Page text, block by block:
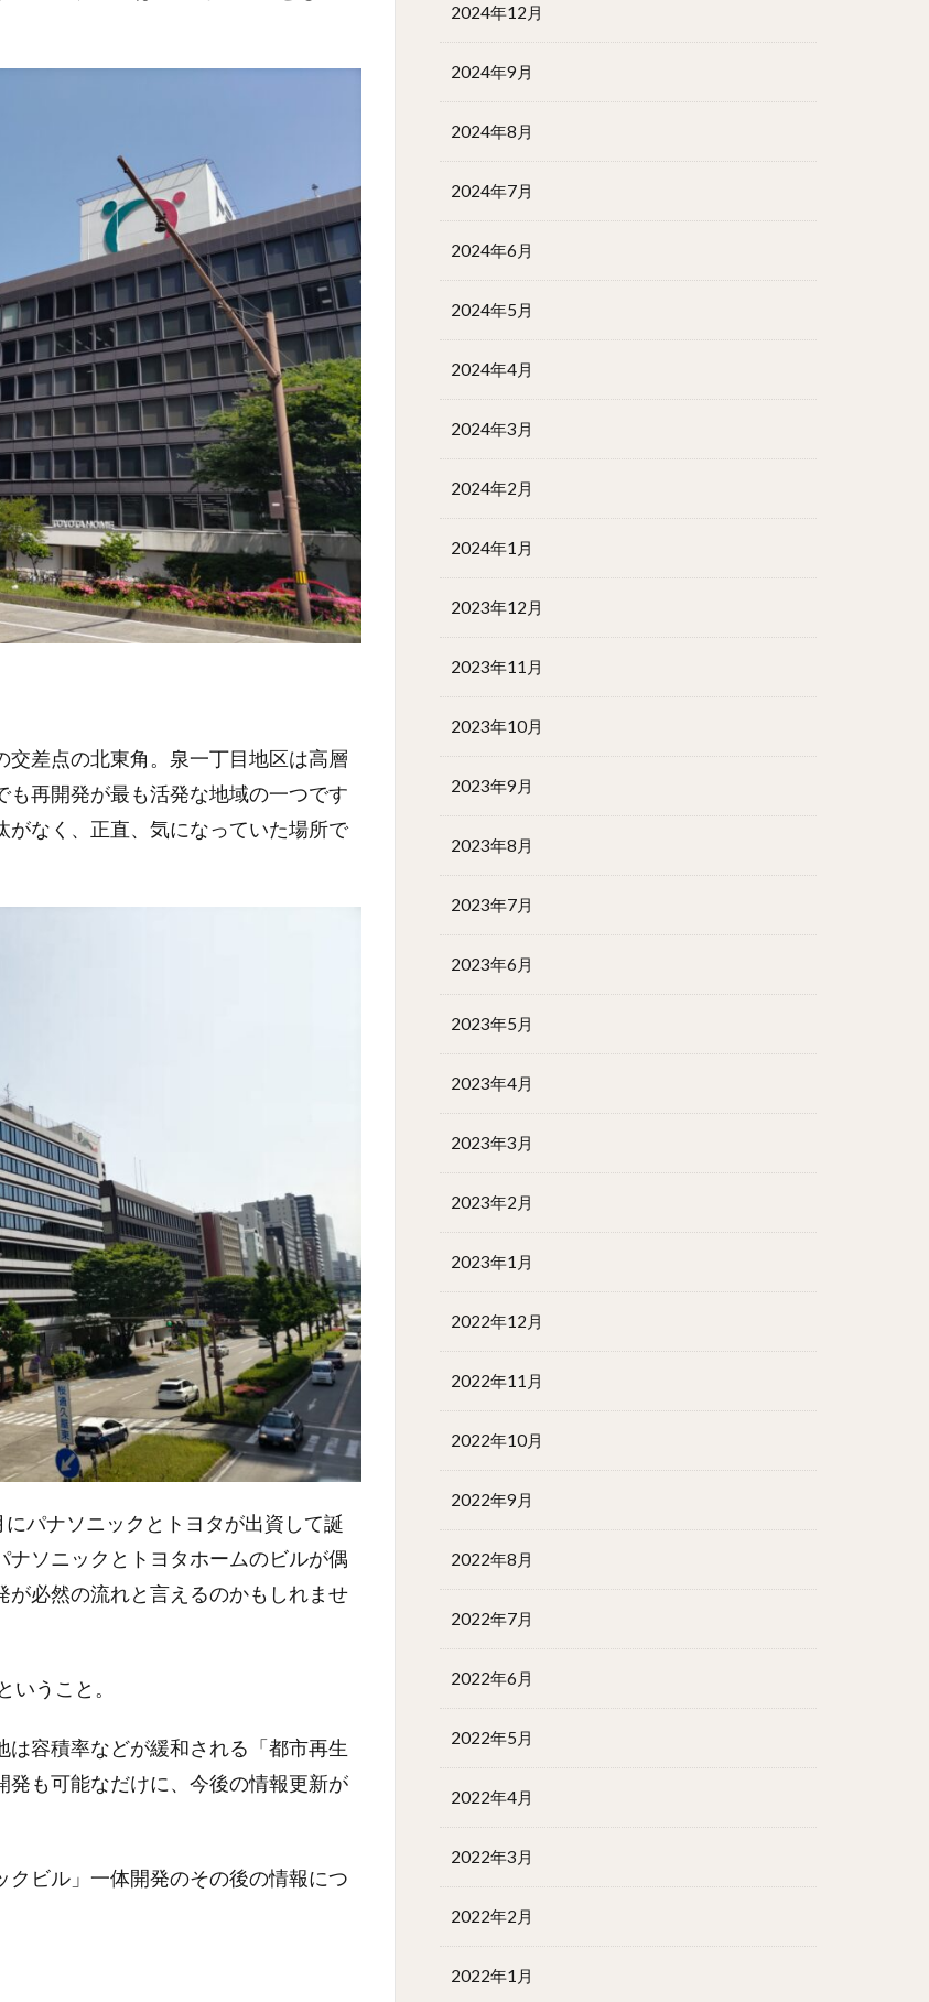
差点の北東角。泉一丁目地区は高層
再開発が最も活発な地域の一つです
なく、正直、気になっていた場所で
パナソニックとトヨタが出資して誕
ソニックとトヨタホームのビルが偶
必然の流れと言えるのかもしれませ
いうこと。
容積率などが緩和される「都市再生
も可能なだけに、今後の情報更新が
クビル」一体開発のその後の情報につ
2024年12月
2024年9月
2024年8月
2024年7月
2024年6月
2024年5月
2024年4月
2024年3月
2024年2月
2024年1月
2023年12月
2023年11月
2023年10月
2023年9月
2023年8月
2023年7月
2023年6月
2023年5月
2023年4月
2023年3月
2023年2月
2023年1月
2022年12月
2022年11月
2022年10月
2022年9月
2022年8月
2022年7月
2022年6月
2022年5月
2022年4月
2022年3月
2022年2月
2022年1月